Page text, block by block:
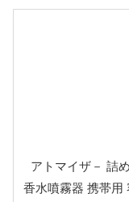
アトマイザ－ 詰
香水噴霧器 携帯用